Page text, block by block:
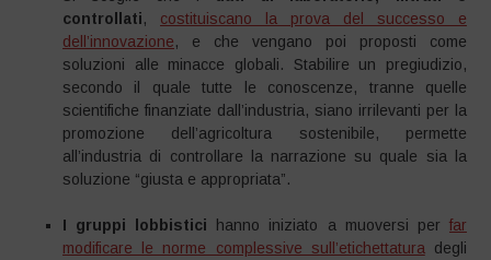
controllati, costituiscano la prova del successo e
dell’innovazione, e che vengano poi proposti come
soluzioni alle minacce globali. Stabilire un pregiudizio,
secondo il quale tutte le conoscenze, tranne quelle
scientifiche finanziate dall’industria, siano irrilevanti per la
promozione dell’agricoltura sostenibile, permette
all’industria di controllare la narrazione su quale sia la
soluzione “giusta e appropriata”.
I gruppi lobbistici hanno iniziato a muoversi per far
modificare le norme complessive sull’etichettatura degli